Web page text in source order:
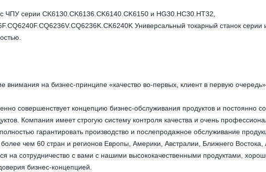
ЧПУ серии CK6130.CK6136.CK6140.CK6150 и HG30.HC30.HT32,
Универсальный токарный станок серии
внимания на бизнес-принципе «качество во-первых, клиент в первую очередь»
совершенствует концепцию бизнес-обслуживания продуктов и постоянно
Компания имеет строгую систему контроля качества и очень
гарантировать производство и послепродажное обслуживание
более чем 60 стран и регионов Европы, Америки, Австралии, Ближнего
на сотрудничество с вами с нашими высококачественными продуктами,
бизнес-концепцией.